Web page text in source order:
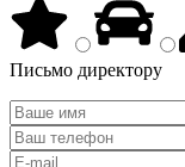
Письмо директору